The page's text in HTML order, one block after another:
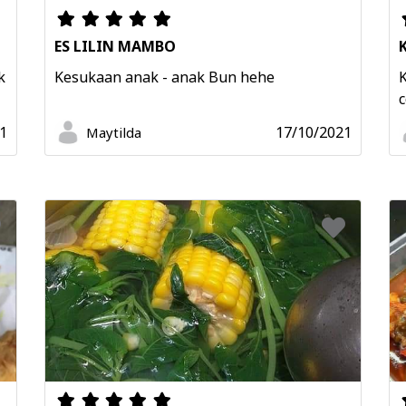
ES LILIN MAMBO
Kesukaan anak - anak Bun hehe
Maytilda 17/10/2021